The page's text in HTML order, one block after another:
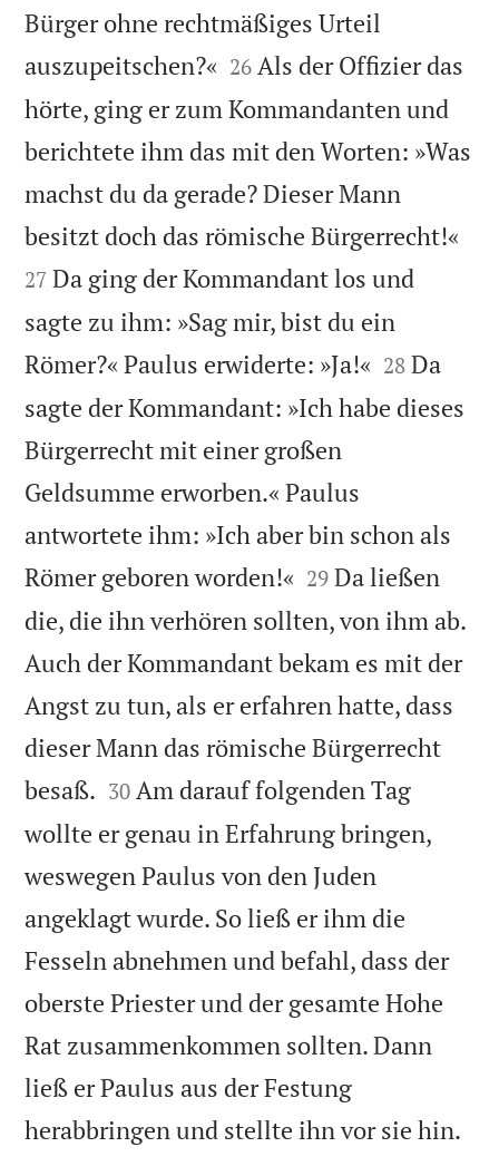
Bürger ohne rechtmäßiges Urteil
auszupeitschen?« 

26 Als der Offizier das
hörte, ging er zum Kommandanten und
berichtete ihm das mit den Worten: »Was
machst du da gerade? Dieser Mann
besitzt doch das römische Bürgerrecht!«
27 Da ging der Kommandant los und
sagte zu ihm: »Sag mir, bist du ein
Römer?« Paulus erwiderte: »Ja!« 

28 Da
sagte der Kommandant: »Ich habe dieses
Bürgerrecht mit einer großen
Geldsumme erworben.« Paulus
antwortete ihm: »Ich aber bin schon als
Römer geboren worden!« 

29 Da ließen
die, die ihn verhören sollten, von ihm ab.
Auch der Kommandant bekam es mit der
Angst zu tun, als er erfahren hatte, dass
dieser Mann das römische Bürgerrecht
besaß. 

30 Am darauf folgenden Tag
wollte er genau in Erfahrung bringen,
weswegen Paulus von den Juden
angeklagt wurde. So ließ er ihm die
Fesseln abnehmen und befahl, dass der
oberste Priester und der gesamte Hohe
Rat zusammenkommen sollten. Dann
ließ er Paulus aus der Festung
herabbringen und stellte ihn vor sie hin.